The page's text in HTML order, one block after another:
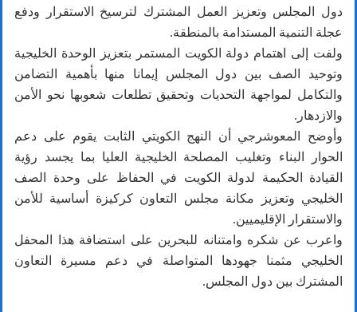
دول المجلس وتعزيز العمل المشترك لترسيخ الاستقرار ودفع
عجلة التنمية المستدامة بالمنطقة.
ولفت إلى اهتمام دولة الكويت المستمر بتعزيز الوحدة الخليجية
وتوحيد الصف بين دول المجلس إيمانا منها بأهمية التضامن
والتكامل لمواجهة التحديات وتحقيق تطلعات شعوبها نحو الأمن
والازدهار.
وأوضح المعوشرجي أن النهج الكويتي الثابت يقوم على دعم
الحوار البناء وتغليب المصلحة الخليجية العليا بما يجسد رؤية
القيادة الحكيمة لدولة الكويت في الحفاظ على وحدة الصف
الخليجي وتعزيز مكانة مجلس التعاون كركيزة أساسية للأمن
والاستقرار الإقليميين.
واعرب عن شكره وامتنانه للبحرين على استضافة هذا المحفل
الخليجي مثمنا جهودها المتواصلة في دعم مسيرة التعاون
المشترك بين دول المجلس.